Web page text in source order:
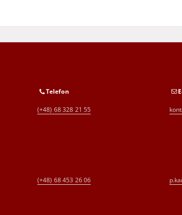
Telefon
(+48) 68 328 21 55
(+48) 68 453 26 06